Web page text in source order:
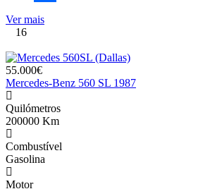
Share
Ver mais
16
55.000€
Mercedes-Benz 560 SL 1987
Quilómetros
200000 Km
Combustível
Gasolina
Motor